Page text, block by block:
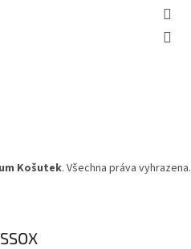
Košutek. Všechna práva vyhrazena.